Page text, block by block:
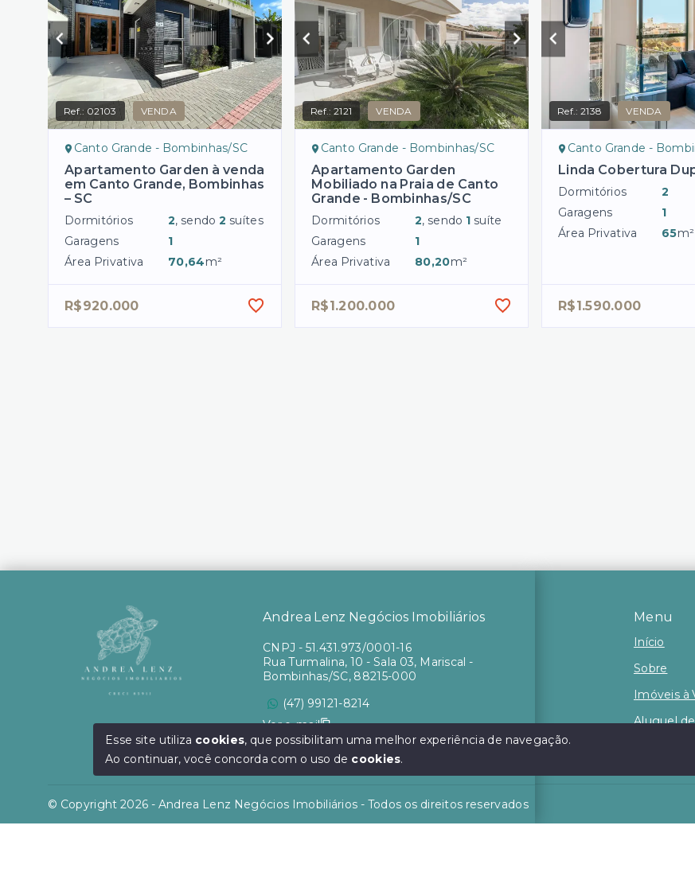
Ref.: 02103 VENDA
Canto Grande - Bombinhas/SC
Apartamento Garden à venda
em Canto Grande, Bombinhas
– SC
Dormitórios 2, sendo2 suítes
Garagens
1
Área Privativa
70,64m²
R$920.000
Ref.:2121 VENDA
Canto Grande - Bombinhas/SC
Apartamento Garden
Mobiliado na Praia de Canto
Grande - Bombinhas/SC
Dormitórios 2, sendo 1 suíte
Garagens
1
Área Privativa
80,20m²
R$1.200.000
Ref.:2138 VENDA
Canto Grande -
Linda Cobertura
Dormitórios
2
Garagens
1
Área Privativa
65m²
R$1.590.000
Menu
Início
Sobre
Imóveis à
Aluguel
Andrea Lenz Negócios Imobiliários
CNPJ - 51.431.973/0001-16
Rua Turmalina, 10 - Sala 03, Mariscal -
Bombinhas/SC, 88215-000
(47) 99121-8214
Ver e-mail
© Copyright 2026 - Andrea Lenz Negócios Imobiliários - Todos os direitos reservados
Esse site utiliza cookies, que possibilitam uma melhor experiência de navegação.
Ao continuar, você concorda com o uso de cookies.